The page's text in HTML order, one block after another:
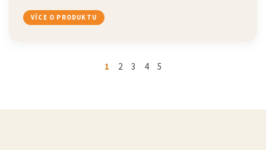
VÍCE O PRODUKTU
1 2 3 4 5